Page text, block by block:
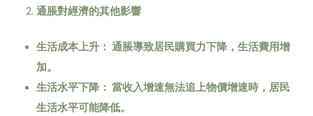
通脹對經濟的其他影響
生活成本上升：通脹導致居民購買力下降，生活費用增
加。
生活水平下降：當收入增速無法追上物價增速時，居民
生活水平可能降低。